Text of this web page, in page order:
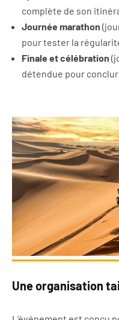
complète de son
Journée marathon
pour tester la
Finale et célébration
détendue pour
Une organisation